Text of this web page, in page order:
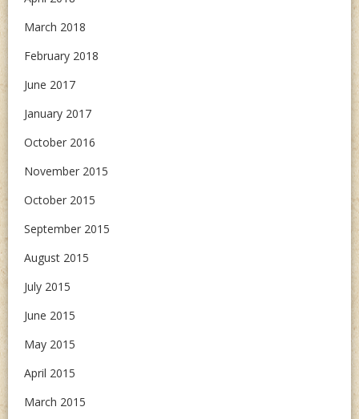
March 2018
February 2018
June 2017
January 2017
October 2016
November 2015
October 2015
September 2015
August 2015
July 2015
June 2015
May 2015
April 2015
March 2015